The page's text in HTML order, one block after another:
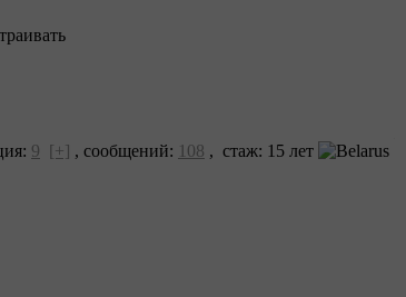
9 [+] , сообщений: 108 , cтаж: 15 лет